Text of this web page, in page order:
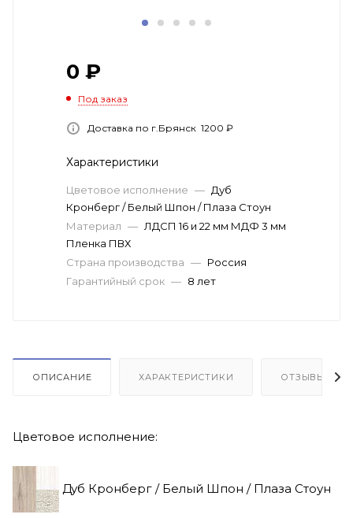
0 ₽
Под заказ
Доставка по г.Брянск 1200 ₽
Характеристики
Цветовое исполнение — Дуб
Кронберг / Белый Шпон / Плаза Стоун
Материал — ЛДСП 16 и 22 мм МДФ 3 мм
Пленка ПВХ
Страна производства — Россия
Гарантийный срок — 8 лет
ОПИСАНИЕ ХАРАКТЕРИСТИКИ ОТЗЫВЫ(1)
Цветовое исполнение:
Дуб Кронберг / Белый Шпон / Плаза Стоун